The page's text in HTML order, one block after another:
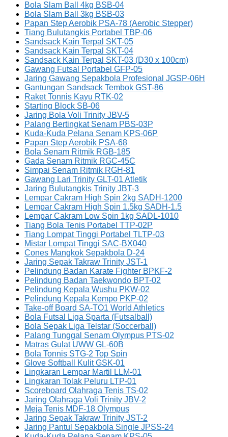
Bola Slam Ball 4kg BSB-04
Bola Slam Ball 3kg BSB-03
Papan Step Aerobik PSA-78 (Aerobic Stepper)
Tiang Bulutangkis Portabel TBP-06
Sandsack Kain Terpal SKT-05
Sandsack Kain Terpal SKT-04
Sandsack Kain Terpal SKT-03 (D30 x 100cm)
Gawang Futsal Portabel GFP-05
Jaring Gawang Sepakbola Profesional JGSP-06H
Gantungan Sandsack Tembok GST-86
Raket Tonnis Kayu RTK-02
Starting Block SB-06
Jaring Bola Voli Trinity JBV-5
Palang Bertingkat Senam PBS-03P
Kuda-Kuda Pelana Senam KPS-06P
Papan Step Aerobik PSA-68
Bola Senam Ritmik RGB-185
Gada Senam Ritmik RGC-45C
Simpai Senam Ritmik RGH-81
Gawang Lari Trinity GLT-01 Atletik
Jaring Bulutangkis Trinity JBT-3
Lempar Cakram High Spin 2kg SADH-1200
Lempar Cakram High Spin 1.5kg SADH-1.5
Lempar Cakram Low Spin 1kg SADL-1010
Tiang Bola Tenis Portabel TTP-02P
Tiang Lompat Tinggi Portabel TLTP-03
Mistar Lompat Tinggi SAC-BX040
Cones Mangkok Sepakbola D-24
Jaring Sepak Takraw Trinity JST-1
Pelindung Badan Karate Fighter BPKF-2
Pelindung Badan Taekwondo BPT-02
Pelindung Kepala Wushu PKW-02
Pelindung Kepala Kempo PKP-02
Take-off Board SA-TO1 World Athletics
Bola Futsal Liga Sparta (Futsalball)
Bola Sepak Liga Telstar (Soccerball)
Palang Tunggal Senam Olympus PTS-02
Matras Gulat UWW GL-60B
Bola Tonnis STG-2 Top Spin
Glove Softball Kulit GSK-01
Lingkaran Lempar Martil LLM-01
Lingkaran Tolak Peluru LTP-01
Scoreboard Olahraga Tenis TS-02
Jaring Olahraga Voli Trinity JBV-2
Meja Tenis MDF-18 Olympus
Jaring Sepak Takraw Trinity JST-2
Jaring Pantul Sepakbola Single JPSS-24